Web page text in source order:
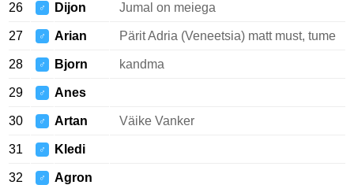
26 ♂ Dijon Jumal on meiega
27 ♂ Arian Pärit Adria (Veneetsia) matt must, tume
28 ♂ Bjorn kandma
29 ♂ Anes
30 ♂ Artan Väike Vanker
31 ♂ Kledi
32 ♂ Agron